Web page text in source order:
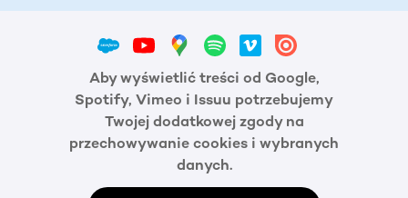
Aby wyświetlić treści od Google,
Spotify, Vimeo i Issuu potrzebujemy
Twojej dodatkowej zgody na
przechowywanie cookies i wybranych
danych.